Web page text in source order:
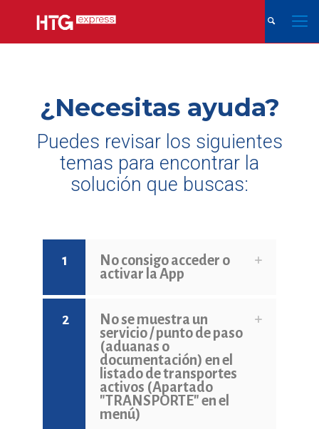
¿Necesitas ayuda?
Puedes revisar los siguientes
temas para encontrar la
solución que buscas:
1
No consigo acceder o
activar la App
2
No se muestra un
servicio / punto de paso
(aduanas o
documentación) en el
listado de transportes
activos (Apartado
"TRANSPORTE" en el
menú)